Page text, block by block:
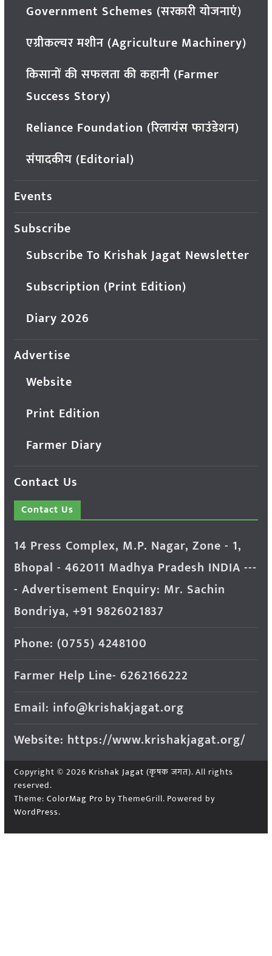
Government Schemes (सरकारी योजनाएं)
एग्रीकल्चर मशीन (Agriculture Machinery)
किसानों की सफलता की कहानी (Farmer
Success Story)
Reliance Foundation (रिलायंस फाउंडेशन)
संपादकीय (Editorial)
Events
Subscribe
Subscribe To Krishak Jagat Newsletter
Subscription (Print Edition)
Diary 2026
Advertise
Website
Print Edition
Farmer Diary
Contact Us
Contact Us
14 Press Complex, M.P. Nagar, Zone - 1,
Bhopal - 462011 Madhya Pradesh INDIA ---
- Advertisement Enquiry: Mr. Sachin
Bondriya, +91 9826021837
Phone: (0755) 4248100
Farmer Help Line- 6262166222
Email: info@krishakjagat.org
Website: https://www.krishakjagat.org/
Copyright © 2026 Krishak Jagat (कृषक जगत). All rights
reserved.
Theme: ColorMag Pro by ThemeGrill. Powered by
WordPress.